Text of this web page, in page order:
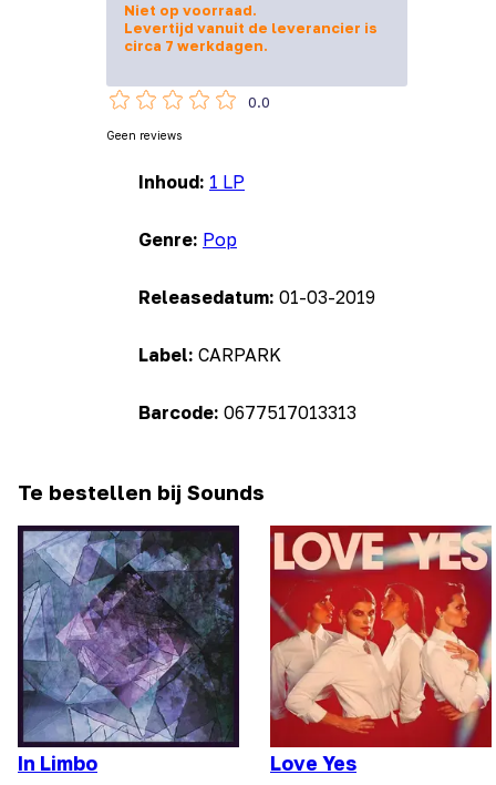
Inhoud: 1 LP
Genre: Pop
Releasedatum: 01-03-2019
Label: CARPARK
Barcode: 0677517013313
Niet op voorraad.
Levertijd vanuit de leverancier is
circa 7 werkdagen.
0.0
Geen reviews
Te bestellen bij Sounds
In Limbo Love Yes